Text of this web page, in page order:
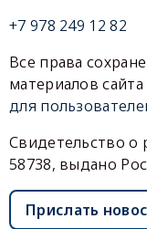
+7 978 249 12 82
Все права
материалов
для
Свидетельство
58738, выдано
Прислать